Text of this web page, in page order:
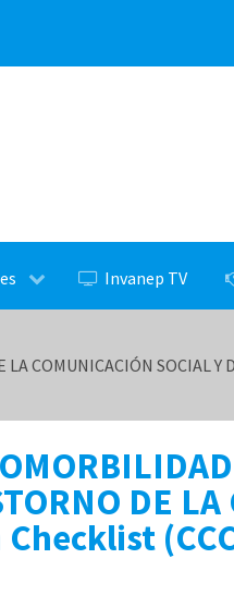
Invanep TV
COMUNICACIÓN SOCIAL
DE